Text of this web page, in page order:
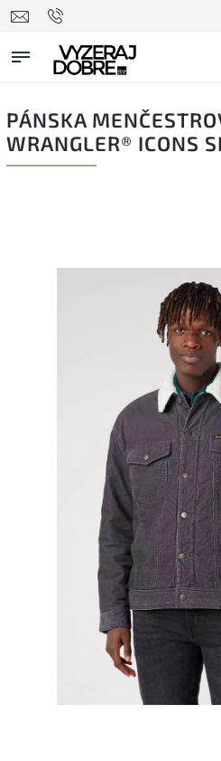
PÁNSKA
WRANGLER® ICONS